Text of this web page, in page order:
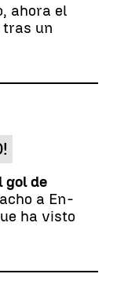
ahora el
tras un
gol de
a En-
ha visto